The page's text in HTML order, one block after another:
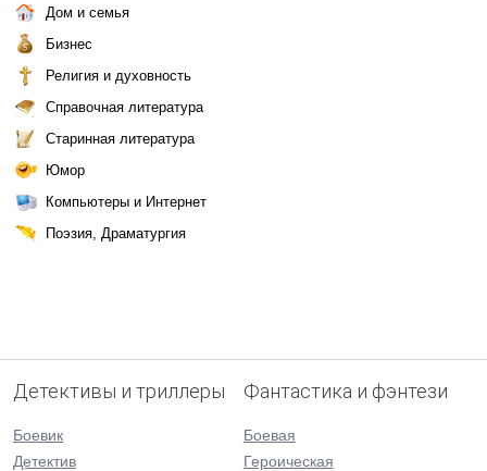
Дом и семья
Бизнес
Религия и духовность
Справочная литература
Старинная литература
Юмор
Компьютеры и Интернет
Поэзия, Драматургия
Детективы и триллеры
Боевик
Детектив
Фантастика и фэнтези
Боевая
Героическая